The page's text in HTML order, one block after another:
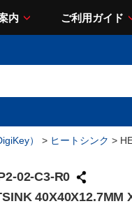
内 ご利用ガイド
） > ヒートシンク >
02-C3-R0
40X40X12.7MM